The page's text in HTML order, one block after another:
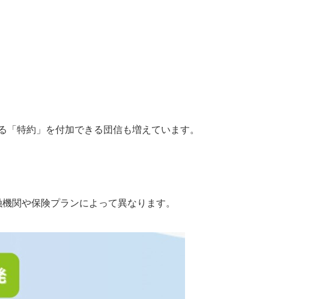
特約」を付加できる団信も増えています。
関や保険プランによって異なります。